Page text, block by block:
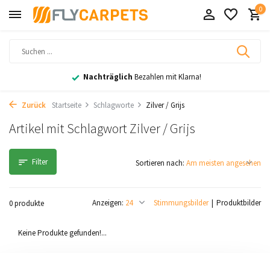
0
Nachträglich Bezahlen mit Klarna!
Zurück Startseite Schlagworte Zilver / Grijs
Artikel mit Schlagwort Zilver / Grijs
Filter
0 produkte Stimmungsbilder Produktbilder
Anzeigen:
Sortieren nach:
Keine Produkte gefunden!...